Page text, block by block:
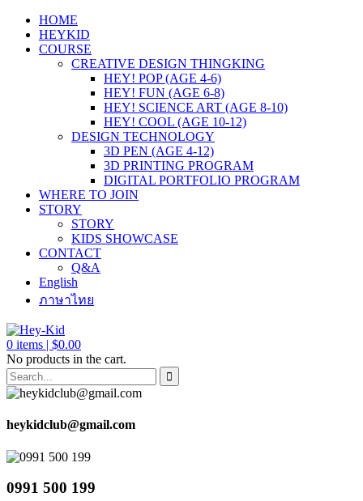
HOME
HEYKID
COURSE
CREATIVE DESIGN THINGKING
HEY! POP (AGE 4-6)
HEY! FUN (AGE 6-8)
HEY! SCIENCE ART (AGE 8-10)
HEY! COOL (AGE 10-12)
DESIGN TECHNOLOGY
3D PEN (AGE 4-12)
3D PRINTING PROGRAM
DIGITAL PORTFOLIO PROGRAM
WHERE TO JOIN
STORY
STORY
KIDS SHOWCASE
CONTACT
Q&A
English
ภาษาไทย
0 items | $0.00
No products in the cart.
heykidclub@gmail.com
0991 500 199